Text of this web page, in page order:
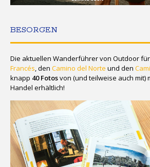
BESORGEN
Die aktuellen Wanderführer von Outdoor
Francés, den Camino del Norte und den
knapp 40 Fotosvon (und teilweise auch mit)
Handel erhältlich!